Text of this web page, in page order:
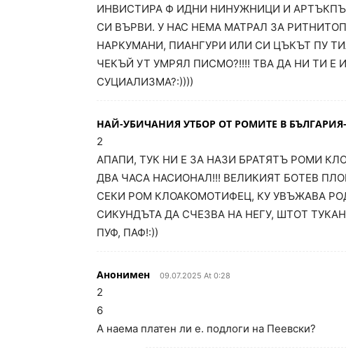
ИНВИСТИРА Ф ИДНИ НИНУЖНИЦИ И
СИ ВЪРВИ. У НАС НЕМА МАТРАЛ ЗА
НАРКУМАНИ, ПИАНГУРИ ИЛИ СИ ЦЪКЪТ ПУ
ЧЕКЪЙ УТ УМРЯЛ ПИСМО?!!!! ТВА ДА НИ ТИ Е
СУЦИАЛИЗМА?:))))
НАЙ-УБИЧАНИЯ УТБОР ОТ РОМИТЕ В
2
АПАПИ, ТУК НИ Е ЗА НАЗИ БРАТЯТЪ РОМИ
ДВА ЧАСА НАСИОНАЛ!!! ВЕЛИКИЯТ БОТЕВ
СЕКИ РОМ КЛОАКОМОТИФЕЦ, КУ УВЪЖАВА
СИКУНДЪТА ДА СЧЕЗВА НА НЕГУ, ШТОТ
ПУФ, ПАФ!:))
Анонимен 09.07.2025 At 0:28
2
6
А наема платен ли е. подлоги на Пеевски?